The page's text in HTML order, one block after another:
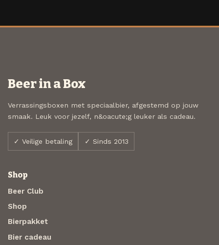
Beer in a Box
Verrassingsboxen met speciaalbier, afgestemd op jouw
smaak. Leuk voor jezelf, n&oacute;g leuker als cadeau.
✓ Veilige betaling ✓ Sinds 2013
Shop
Beer Club
Shop
Bierpakket
Bier cadeau